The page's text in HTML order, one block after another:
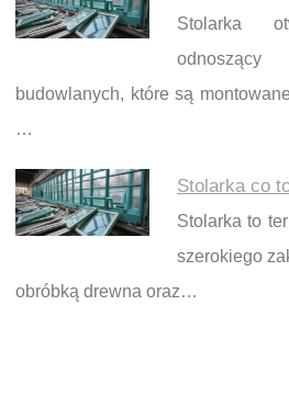
Stolarka
budowlanych, które są
…
Stolarka co
Stolarka to
szerokiego
obróbką drewna oraz…